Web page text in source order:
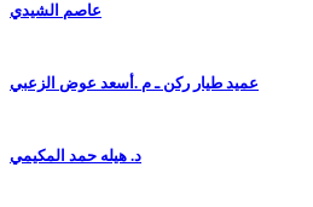
عاصم الشيدي
عميد طيار ركن ـ م .أسعد عوض الزعبي
د. هيله حمد المكيمي